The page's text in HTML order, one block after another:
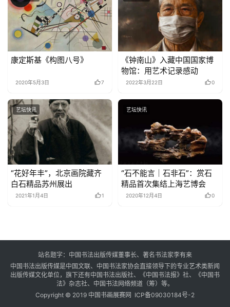
康定斯基《构图八号》
2020年5月3日 7
《钟南山》入藏中国国家博
物馆：用艺术记录感动
2022年3月22日 0
艺坛快讯
“花好年丰”，北京画院藏齐
白石精品苏州展出
2021年1月4日 1
艺坛快讯
“石不能言｜石非石”：赏石
精品首次集结上海艺博会
2020年12月4日 0
站名题字：中国书法出版传媒董事长、著名书法家李有来
中国书法出版传媒是中国文联、中国书法家协会直接领导下的专业艺术类新闻
出版传媒文化单位，旗下还有中国书法出版社、《中国书法报》社、《中国书
法》杂志社、中国书法网络频道（筹）等。
Copyright © 2019 中国书画展赛网 ICP备09030184号-2